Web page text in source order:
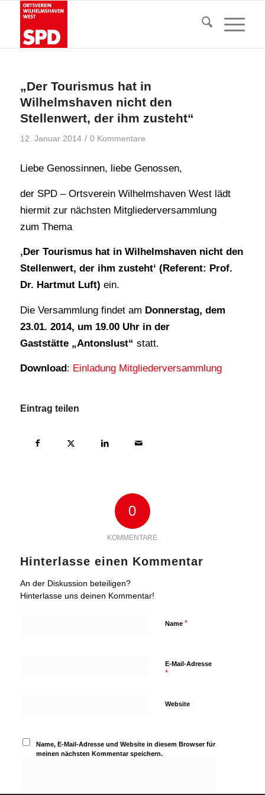
„Der Tourismus hat in
Wilhelmshaven nicht den
Stellenwert, der ihm zusteht“
12. Januar 2014 / 0 Kommentare
Liebe Genossinnen, liebe Genossen,
der SPD – Ortsverein Wilhelmshaven West lädt
hiermit zur nächsten Mitgliederversammlung
zum Thema
‚Der Tourismus hat in Wilhelmshaven nicht den
Stellenwert, der ihm zusteht‘ (Referent: Prof.
Dr. Hartmut Luft) ein.
Die Versammlung findet am Donnerstag, dem
23.01. 2014, um 19.00 Uhr in der
Gaststätte „Antonslust“ statt.
Download : Einladung Mitgliederversammlung
Eintrag teilen
0
KOMMENTARE
Hinterlasse einen Kommentar
An der Diskussion beteiligen?
Hinterlasse uns deinen Kommentar!
Name *
E-Mail-Adresse
*
Website
Name, E-Mail-Adresse und Website in diesem Browser für
meinen nächsten Kommentar speichern.